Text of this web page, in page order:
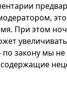
При этом
по закону мы